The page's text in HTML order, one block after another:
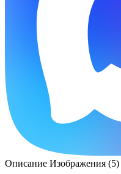
Описание Изображения (5)